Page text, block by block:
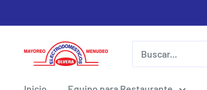
directamente
contenido
Electrodomesticos
Olvera